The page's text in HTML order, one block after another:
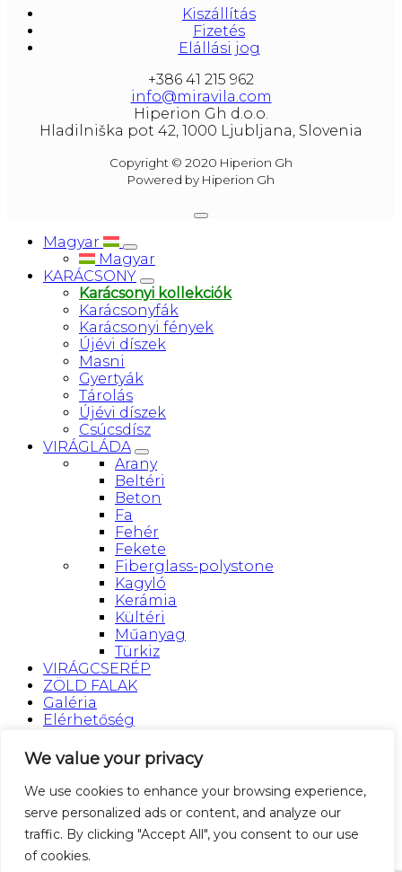
We value your privacy
We use cookies to enhance your browsing experience,
serve personalized ads or content, and analyze our
traffic. By clicking "Accept All", you consent to our use
of cookies.
Kiszállítás
Fizetés
Elállási jog
+386 41 215 962
info@miravila.com
Hiperion Gh d.o.o.
Hladilniška pot 42, 1000 Ljubljana, Slovenia
Copyright © 2020 Hiperion Gh
Powered by Hiperion Gh
Magyar
Magyar
KARÁCSONY
Karácsonyi kollekciók
Karácsonyfák
Karácsonyi fények
Újévi díszek
Masni
Gyertyák
Tárolás
Újévi díszek
Csúcsdísz
VIRÁGLÁDA
Arany
Beltéri
Beton
Fa
Fehér
Fekete
Fiberglass-polystone
Kagyló
Kerámia
Kültéri
Műanyag
Türkiz
VIRÁGCSERÉP
ZÖLD FALAK
Galéria
Elérhetőség
Belépés
Felhasználónév vagy Email cím *Kötelező
Jelszó *Kötelező